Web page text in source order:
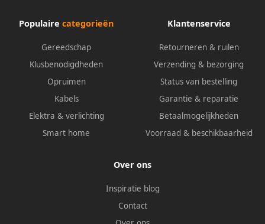
Populaire categorieën
Gereedschap
Klusbenodigdheden
Opruimen
Kabels
Elektra & verlichting
Smart home
Klantenservice
Retourneren & ruilen
Verzending & bezorging
Status van bestelling
Garantie & reparatie
Betaalmogelijkheden
Voorraad & beschikbaarheid
Over ons
Inspiratie blog
Contact